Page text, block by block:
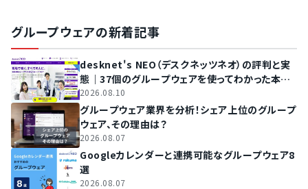
グループウェアの新着記事
desknet's NEO（デスクネッツネオ）の評判と実
態｜37個のグループウェアを使ってわかった本当
のおすすめ
2026.08.10
グループウェア業界を分析！シェア上位のグループ
ウェア、その理由は？
2026.08.07
Googleカレンダーと連携可能なグループウェア8
選
2026.08.07